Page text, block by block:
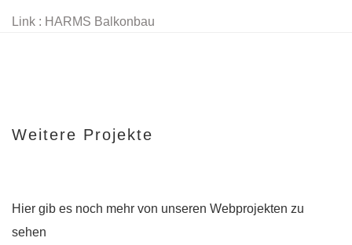
Link : HARMS Balkonbau
Weitere Projekte
Hier gib es noch mehr von unseren Webprojekten zu
sehen